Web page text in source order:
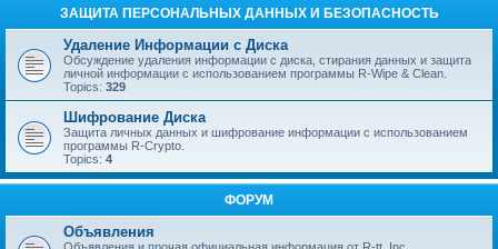
ЗАЩИТА ПЕРСОНАЛЬНЫХ ДАННЫХ И БЕЗОПАСНОСТЬ
Удаление Информации с Диска
Обсуждение удаления информации с диска, стирания данных и защита
личной информации с использованием программы R-Wipe & Clean.
Topics: 329
Шифрование Диска
Защита личных данных и шифрование информации с использованием
программы R-Crypto.
Topics: 4
ФОРУМ
Объявления